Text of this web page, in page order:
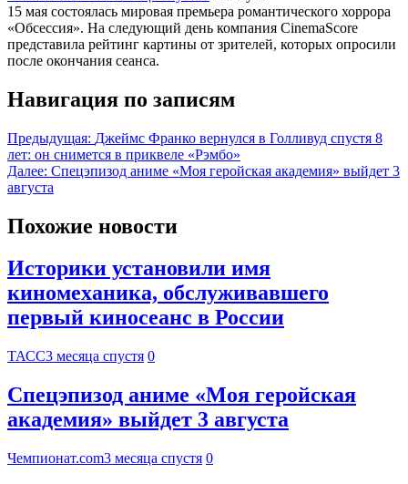
15 мая состоялась мировая премьера романтического хоррора
«Обсессия». На следующий день компания CinemaScore
представила рейтинг картины от зрителей, которых опросили
после окончания сеанса.
Навигация по записям
Предыдущая: Джеймс Франко вернулся в Голливуд спустя 8
лет: он снимется в приквеле «Рэмбо»
Далее: Спецэпизод аниме «Моя геройская академия» выйдет 3
августа
Похожие новости
Историки установили имя
киномеханика, обслуживавшего
первый киносеанс в России
ТАСС3 месяца спустя 0
Спецэпизод аниме «Моя геройская
академия» выйдет 3 августа
Чемпионат.com3 месяца спустя 0